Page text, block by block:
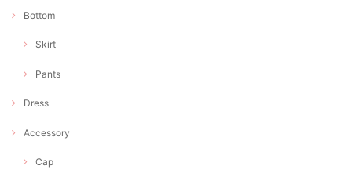
Bottom
Skirt
Pants
Dress
Accessory
Cap